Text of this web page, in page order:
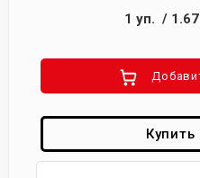
1 уп. /
Купить